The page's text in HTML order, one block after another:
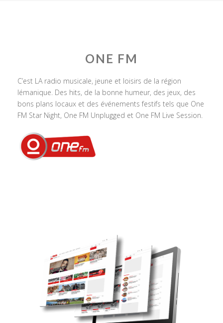
ONE FM
C’est LA radio musicale, jeune et loisirs de la région
lémanique. Des hits, de la bonne humeur, des jeux, des
bons plans locaux et des événements festifs tels que One
FM Star Night, One FM Unplugged et One FM Live Session.